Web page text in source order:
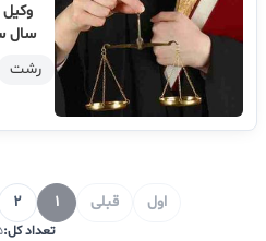
سال
رشت
اول قبلی 1
2
تعداد کل: